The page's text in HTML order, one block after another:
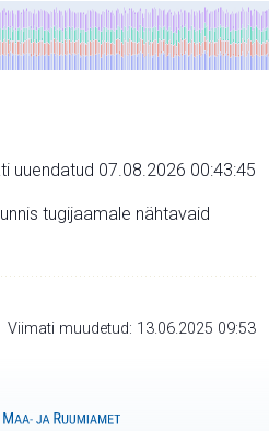
uuendatud 07.08.2026 00:43:45
tugijaamale nähtavaid
Viimati muudetud: 13.06.2025 09:53